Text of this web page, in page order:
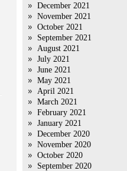
December 2021
November 2021
October 2021
September 2021
August 2021
July 2021
June 2021
May 2021
April 2021
March 2021
February 2021
January 2021
December 2020
November 2020
October 2020
September 2020